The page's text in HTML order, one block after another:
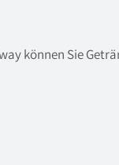
können Sie